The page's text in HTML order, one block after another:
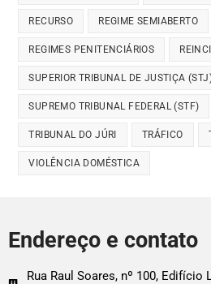
RECURSO REGIME SEMIABERTO
REGIMES PENITENCIÁRIOS
SUPERIOR TRIBUNAL DE JUSTIÇA
SUPREMO TRIBUNAL FEDERAL (STF)
TRIBUNAL DO JÚRI TRÁFICO
VIOLÊNCIA DOMÉSTICA
Endereço e contato
Rua Raul Soares, nº 100, Edifício